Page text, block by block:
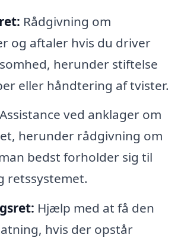
Rådgivning om
og aftaler hvis du driver
herunder stiftelse
eller håndtering af tvister.
Assistance ved anklager om
herunder rådgivning om
bedst forholder sig til
retssystemet.
Hjælp med at få den
hvis der opstår